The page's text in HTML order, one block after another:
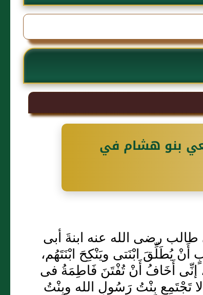
بنو هشام في
طالب رضى الله عنه ابنةَ أبى
يُطَلِّقَ ابْنَتى ويَنْكِحَ ابْنَتَهُم،
إنِّى أَخَافُ أَنْ تُفْتَنَ فَاطِمَةُ فى
لا تَجْتَمِع بِنْتُ رَسُولِ الله وبِنْتُ